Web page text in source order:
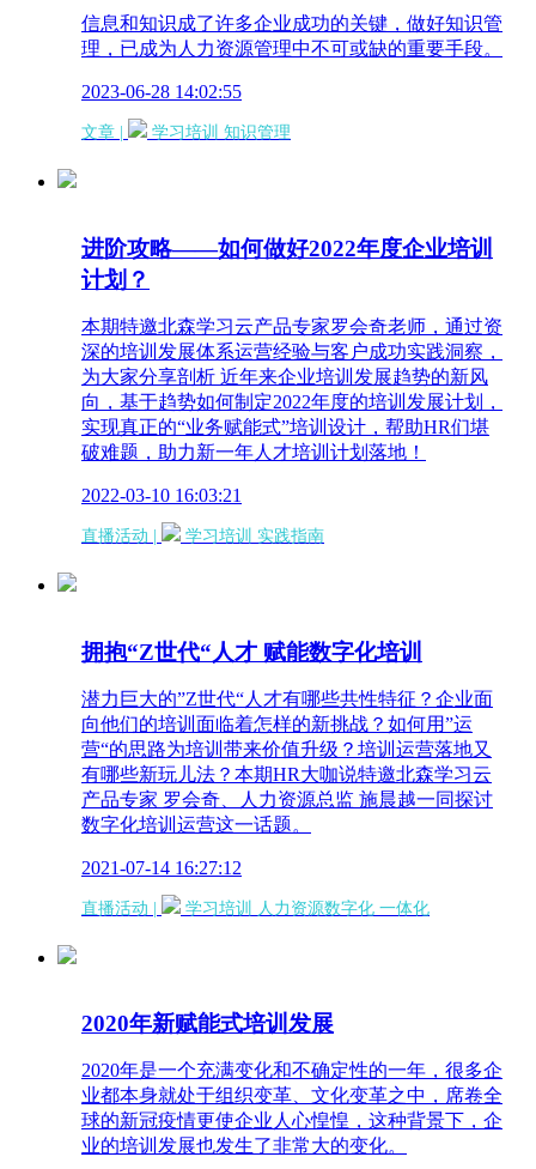
信息和知识成了许多企业成功的关键，做好知识管
理，已成为人力资源管理中不可或缺的重要手段。
2023-06-28 14:02:55
文章 | 学习培训 知识管理
进阶攻略——如何做好2022年度企业培训
计划？
​本期特邀北森学习云产品专家罗会奇老师，通过资
深的培训发展体系运营经验与客户成功实践洞察，
为大家分享剖析 近年来企业培训发展趋势的新风
向，基于趋势如何制定2022年度的培训发展计划，
实现真正的“业务赋能式”培训设计，帮助HR们堪
破难题，助力新一年人才培训计划落地！
2022-03-10 16:03:21
直播活动 | 学习培训 实践指南
拥抱“Z世代“人才 赋能数字化培训
潜力巨大的”Z世代“人才有哪些共性特征？企业面
向他们的培训面临着怎样的新挑战？如何用”运
营“的思路为培训带来价值升级？培训运营落地又
有哪些新玩儿法？本期HR大咖说特邀北森学习云
产品专家 罗会奇、人力资源总监 施晨越一同探讨
数字化培训运营这一话题。
2021-07-14 16:27:12
直播活动 | 学习培训 人力资源数字化 一体化
2020年新赋能式培训发展
2020年是一个充满变化和不确定性的一年，很多企
业都本身就处于组织变革、文化变革之中，席卷全
球的新冠疫情更使企业人心惶惶，这种背景下，企
业的培训发展也发生了非常大的变化。